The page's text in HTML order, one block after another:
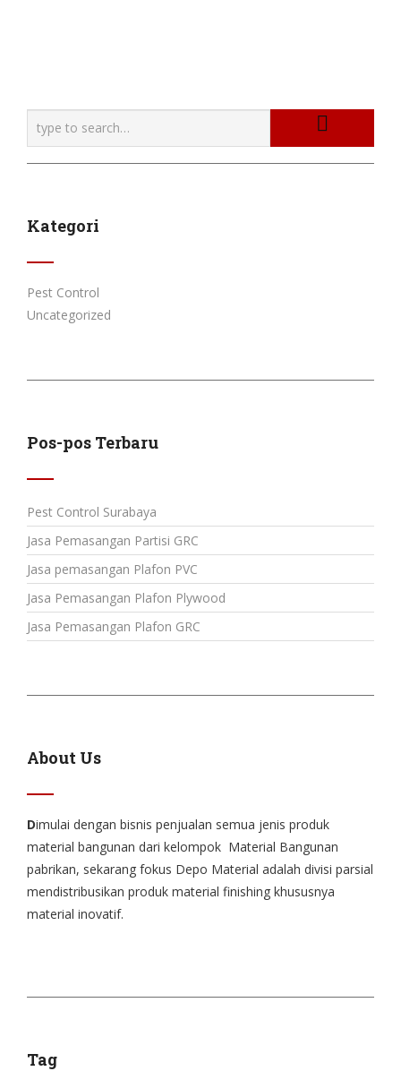
Kategori
Pest Control
Uncategorized
Pos-pos Terbaru
Pest Control Surabaya
Jasa Pemasangan Partisi GRC
Jasa pemasangan Plafon PVC
Jasa Pemasangan Plafon Plywood
Jasa Pemasangan Plafon GRC
About Us
Dimulai dengan bisnis penjualan semua jenis produk
material bangunan dari kelompok Material Bangunan
pabrikan, sekarang fokus Depo Material adalah divisi parsial
mendistribusikan produk material finishing khususnya
material inovatif.
Tag